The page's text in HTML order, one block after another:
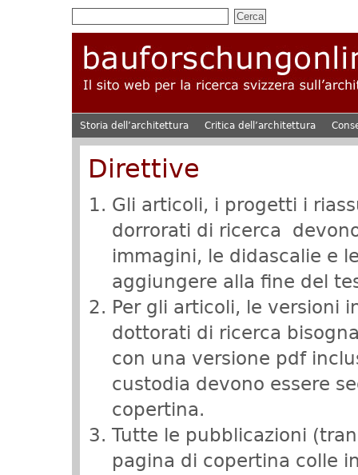
Storia dell’architettura Critica dell’architettura
Direttive
Gli articoli, i progetti i
dorrorati di ricerca
immagini, le didascalie e
aggiungere alla fine del
Per gli articoli, le versioni
dottorati di ricerca
con una versione pdf
custodia devono essere
copertina.
Tutte le pubblicazioni
pagina di copertina colle